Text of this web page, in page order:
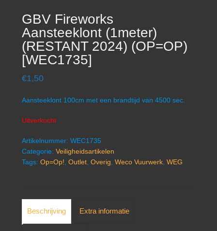
GBV Fireworks
Aansteeklont (1meter)
(RESTANT 2024) (OP=OP)
[WEC1735]
€1,50
Aansteeklont 100cm met een brandtijd van 4500 sec.
Uitverkocht
Artikelnummer: WEC1735
Categorie: Veiligheidsartikelen
Tags: Op=Op! Outlet Overig Weco Vuurwerk WEG
Beschrijving Extra informatie